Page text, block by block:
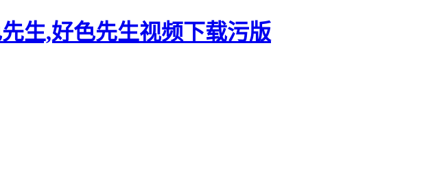
生,好色先生视频下载污版